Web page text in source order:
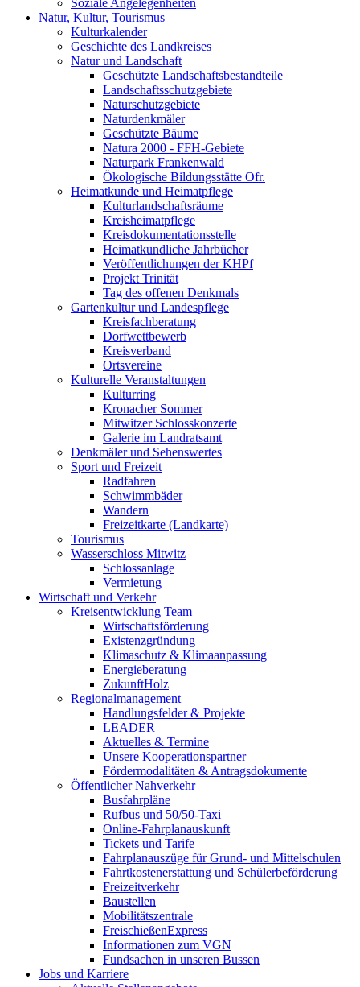
Soziale Angelegenheiten
Natur, Kultur, Tourismus
Kulturkalender
Geschichte des Landkreises
Natur und Landschaft
Geschützte Landschaftsbestandteile
Landschaftsschutzgebiete
Naturschutzgebiete
Naturdenkmäler
Geschützte Bäume
Natura 2000 - FFH-Gebiete
Naturpark Frankenwald
Ökologische Bildungsstätte Ofr.
Heimatkunde und Heimatpflege
Kulturlandschaftsräume
Kreisheimatpflege
Kreisdokumentationsstelle
Heimatkundliche Jahrbücher
Veröffentlichungen der KHPf
Projekt Trinität
Tag des offenen Denkmals
Gartenkultur und Landespflege
Kreisfachberatung
Dorfwettbewerb
Kreisverband
Ortsvereine
Kulturelle Veranstaltungen
Kulturring
Kronacher Sommer
Mitwitzer Schlosskonzerte
Galerie im Landratsamt
Denkmäler und Sehenswertes
Sport und Freizeit
Radfahren
Schwimmbäder
Wandern
Freizeitkarte (Landkarte)
Tourismus
Wasserschloss Mitwitz
Schlossanlage
Vermietung
Wirtschaft und Verkehr
Kreisentwicklung Team
Wirtschaftsförderung
Existenzgründung
Klimaschutz & Klimaanpassung
Energieberatung
ZukunftHolz
Regionalmanagement
Handlungsfelder & Projekte
LEADER
Aktuelles & Termine
Unsere Kooperationspartner
Fördermodalitäten & Antragsdokumente
Öffentlicher Nahverkehr
Busfahrpläne
Rufbus und 50/50-Taxi
Online-Fahrplanauskunft
Tickets und Tarife
Fahrplanauszüge für Grund- und Mittelschulen
Fahrtkostenerstattung und Schülerbeförderung
Freizeitverkehr
Baustellen
Mobilitätszentrale
FreischießenExpress
Informationen zum VGN
Fundsachen in unseren Bussen
Jobs und Karriere